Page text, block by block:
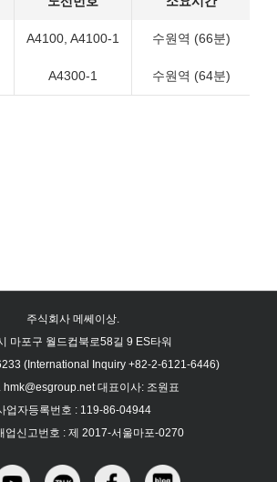
A4100, A4100-1 수원역 (66분)
A4300-1 수원역 (64분)
주식회사 메쎄이상.
마포구 월드컵북로58길 9 ES타워
(International Inquiry +82-2-6121-6446)
hmk@esgroup.net 대표이사: 조원표
업자등록번호 : 119-86-04944
업신고번호 : 제 2017-서울마포-0270